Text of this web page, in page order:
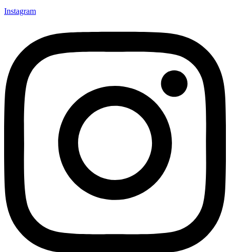
Instagram